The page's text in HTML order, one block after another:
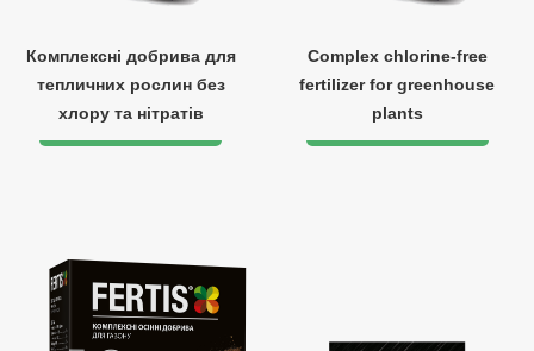
Комплексні добрива для
тепличних рослин без
хлору та нітратів
Complex chlorine-free
fertilizer for greenhouse
plants